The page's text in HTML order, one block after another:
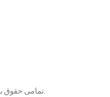
© 2025 تمامی حقوق برای دوریکا محفوظ است.